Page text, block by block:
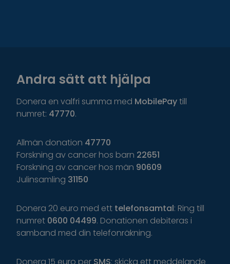
Andra sätt att hjälpa
Donera en valfri summa med MobilePaytill
numret: 47770.
Allmän donation 47770
Forskning av cancer hos barn 22651
Forskning av cancer hos män 90609
Julinsamling 31150
Donera 20 euro med ett telefonsamtal: Ring till
numret 0600 04499. Donationen debiteras i
samband med din telefonräkning.
Donera 15 euro per SMS: skicka ett meddelande